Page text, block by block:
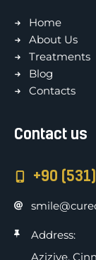
Home
About Us
Treatments
Blog
Contacts
Contact us
+90
Address:
Aziziye,